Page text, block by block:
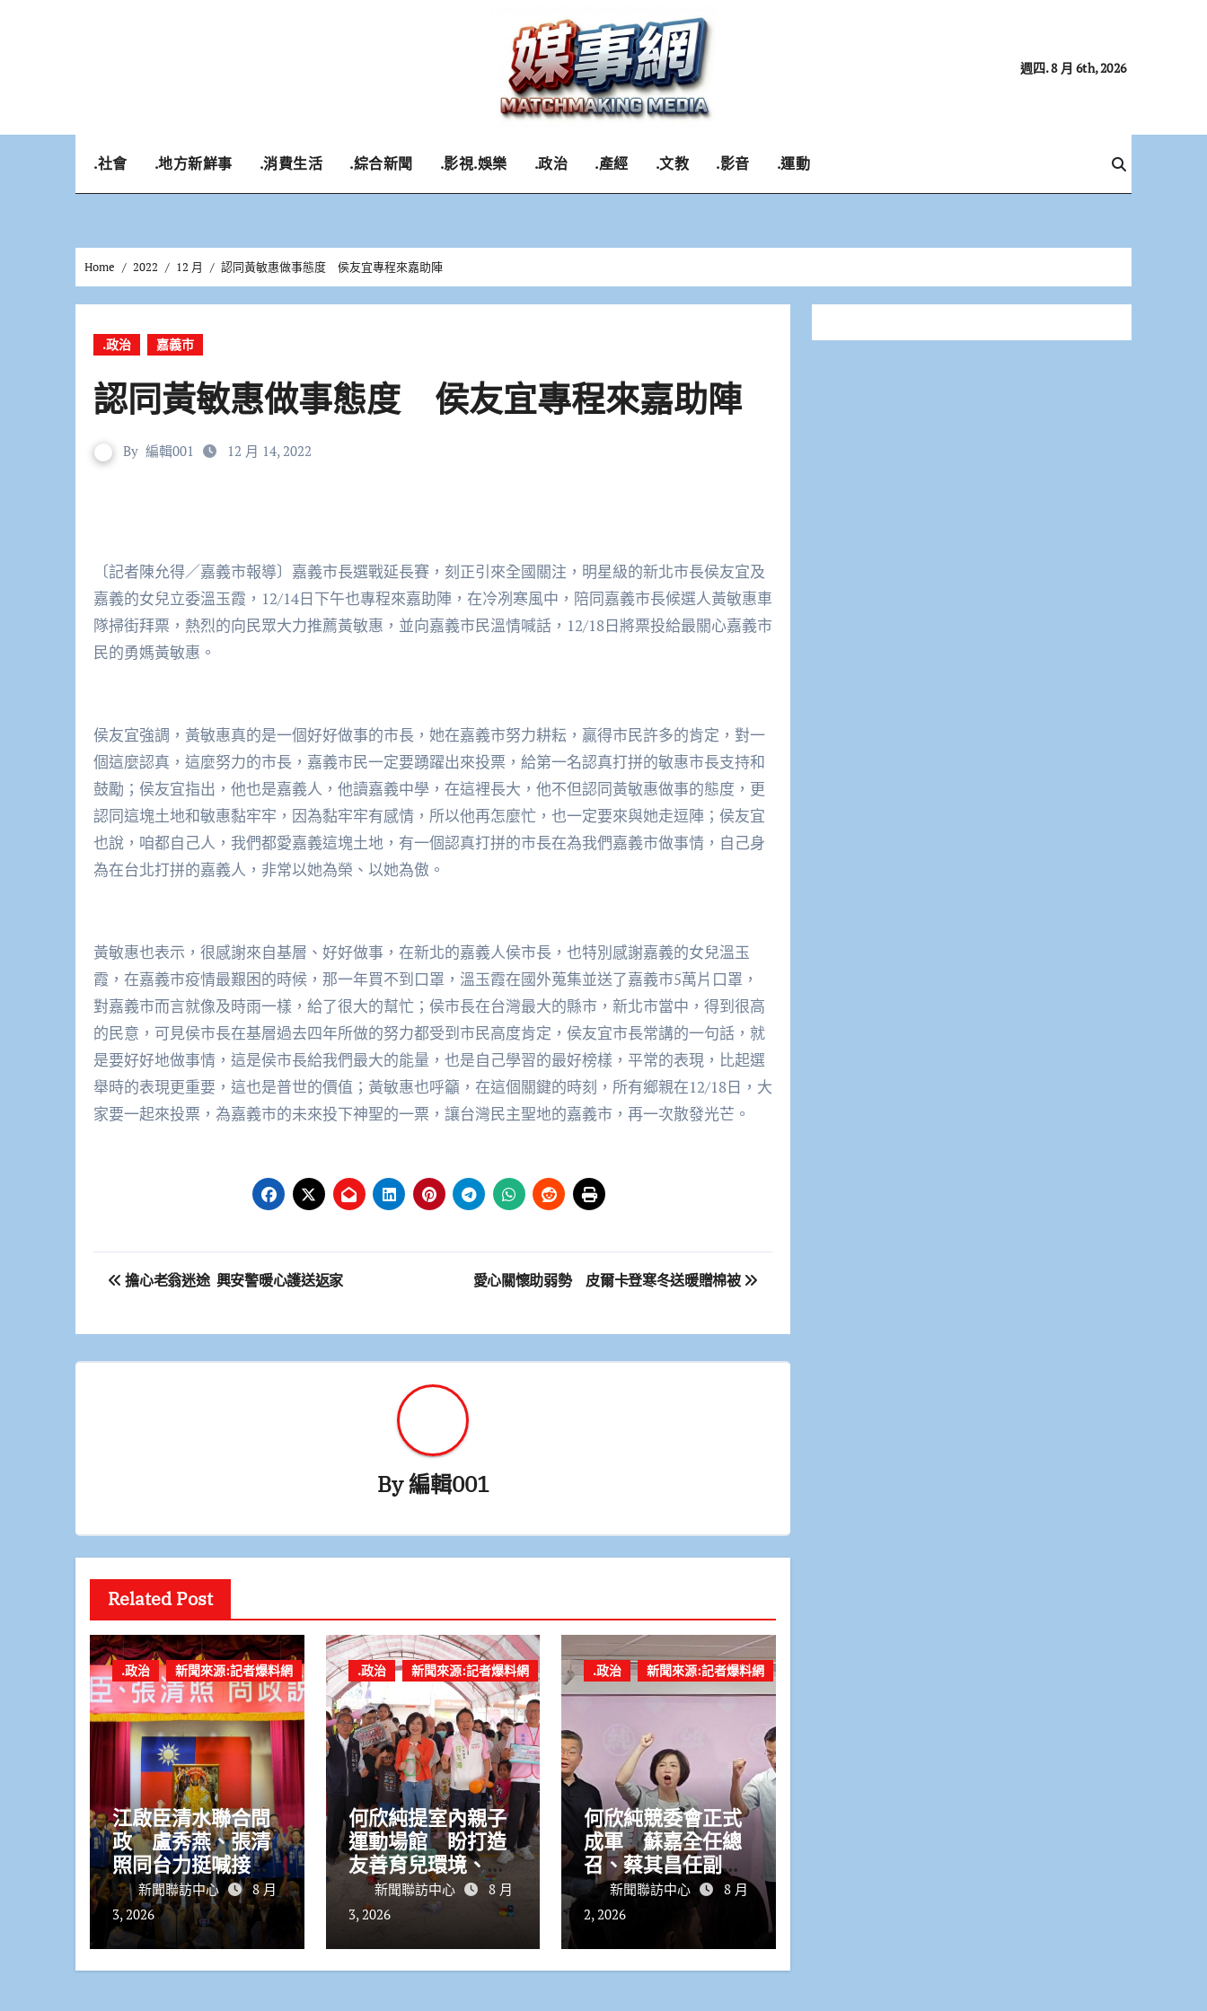
週四. 8 月 6th, 2026
.社會 .地方新鮮事 .消費生活 .綜合新聞 .影視.娛樂 .政治 .產經 .文教 .影音 .運動
Home 2022 12 月 認同黃敏惠做事態度 侯友宜專程來嘉助陣
.政治 嘉義市
認同黃敏惠做事態度 侯友宜專程來嘉助陣
By 編輯001 12 月 14, 2022
〔記者陳允得／嘉義市報導〕嘉義市長選戰延長賽，刻正引來全國關注，明星級的新北市長侯友宜及
嘉義的女兒立委溫玉霞，12/14日下午也專程來嘉助陣，在冷冽寒風中，陪同嘉義市長候選人黃敏惠車
隊掃街拜票，熱烈的向民眾大力推薦黃敏惠，並向嘉義市民溫情喊話，12/18日將票投給最關心嘉義市
民的勇媽黃敏惠。
侯友宜強調，黃敏惠真的是一個好好做事的市長，她在嘉義市努力耕耘，贏得市民許多的肯定，對一
個這麼認真，這麼努力的市長，嘉義市民一定要踴躍出來投票，給第一名認真打拼的敏惠市長支持和
鼓勵；侯友宜指出，他也是嘉義人，他讀嘉義中學，在這裡長大，他不但認同黃敏惠做事的態度，更
認同這塊土地和敏惠黏牢牢，因為黏牢牢有感情，所以他再怎麼忙，也一定要來與她走逗陣；侯友宜
也說，咱都自己人，我們都愛嘉義這塊土地，有一個認真打拼的市長在為我們嘉義市做事情，自己身
為在台北打拼的嘉義人，非常以她為榮、以她為傲。
黃敏惠也表示，很感謝來自基層、好好做事，在新北的嘉義人侯市長，也特別感謝嘉義的女兒溫玉
霞，在嘉義市疫情最艱困的時候，那一年買不到口罩，溫玉霞在國外蒐集並送了嘉義市5萬片口罩，
對嘉義市而言就像及時雨一樣，給了很大的幫忙；侯市長在台灣最大的縣市，新北市當中，得到很高
的民意，可見侯市長在基層過去四年所做的努力都受到市民高度肯定，侯友宜市長常講的一句話，就
是要好好地做事情，這是侯市長給我們最大的能量，也是自己學習的最好榜樣，平常的表現，比起選
舉時的表現更重要，這也是普世的價值；黃敏惠也呼籲，在這個關鍵的時刻，所有鄉親在12/18日，大
家要一起來投票，為嘉義市的未來投下神聖的一票，讓台灣民主聖地的嘉義市，再一次散發光芒。
文
導
擔心老翁迷途 興安警暖心護送返家 愛心關懷助弱勢 皮爾卡登寒冬送暖贈棉被
By編輯001
Related Post
.政治 新聞來源:記者爆料網
江啟臣清水聯合問
政 盧秀燕、張清
照同台力挺喊接棒
拚國際臺中
新聞聯訪中心
8 月
3, 2026
.政治 新聞來源:記者爆料網
何欣純提室內親子
運動場館 盼打造
友善育兒環境、回
應高溫生活需求
新聞聯訪中心
8 月
3, 2026
.政治 新聞來源:記者爆料網
何欣純競委會正式
成軍 蘇嘉全任總
召、蔡其昌任副召
集人力拚台中市長
勝選
新聞聯訪中心
8 月
2, 2026